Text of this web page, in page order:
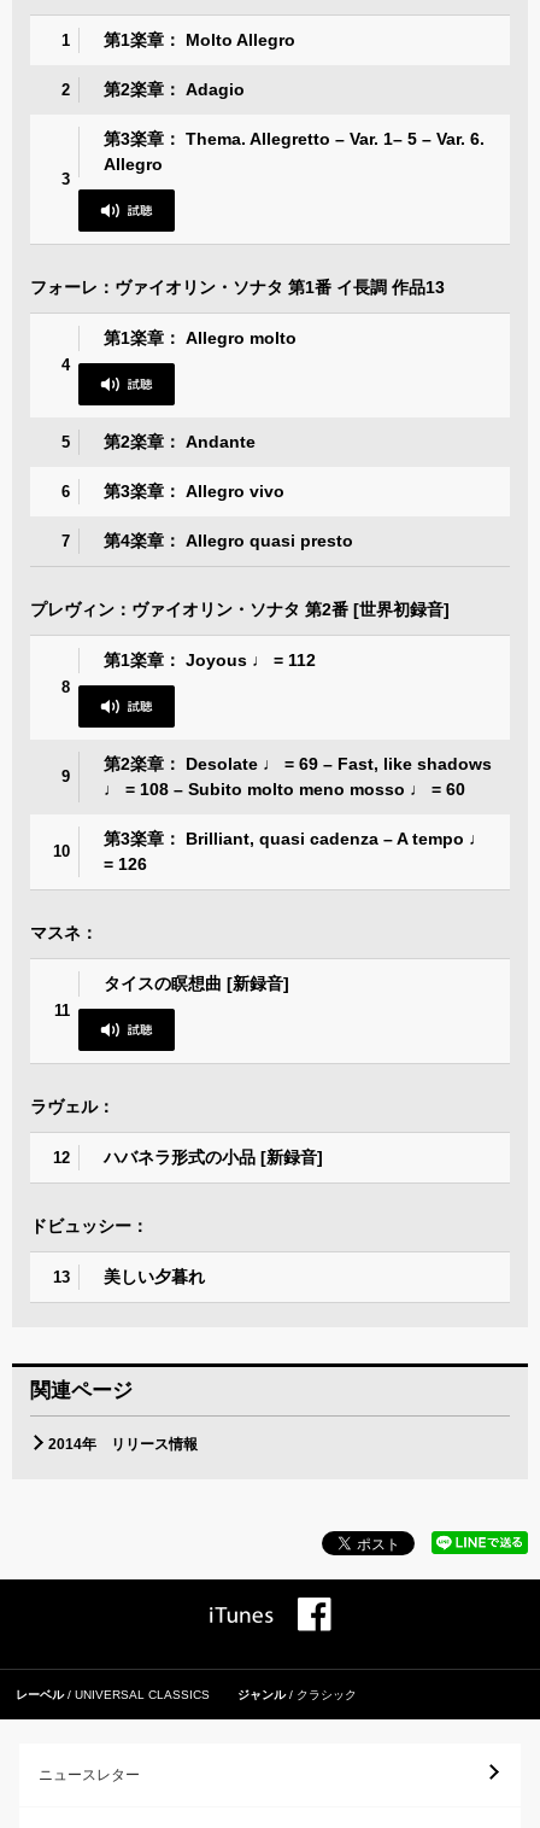
1 第1楽章： Molto Allegro
2 第2楽章： Adagio
3
第3楽章： Thema. Allegretto – Var. 1– 5 – Var. 6.
Allegro
フォーレ：ヴァイオリン・ソナタ 第1番 イ長調 作品13
4
第1楽章： Allegro molto
5 第2楽章： Andante
6 第3楽章： Allegro vivo
7 第4楽章： Allegro quasi presto
プレヴィン：ヴァイオリン・ソナタ 第2番 [世界初録音]
8
第1楽章： Joyous ♩ = 112
9
第2楽章： Desolate ♩ = 69 – Fast, like shadows
♩ = 108 – Subito molto meno mosso ♩ = 60
10
第3楽章： Brilliant, quasi cadenza – A tempo ♩
= 126
マスネ：
11
タイスの瞑想曲 [新録音]
ラヴェル：
12 ハバネラ形式の小品 [新録音]
ドビュッシー：
13 美しい夕暮れ
関連ページ
2014年 リリース情報
レーベル UNIVERSAL CLASSICS ジャンル クラシック
ニュースレター